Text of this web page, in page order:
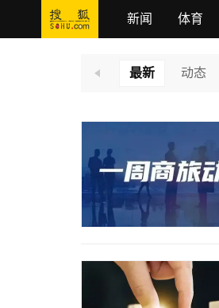
新闻 体育
最新 动态